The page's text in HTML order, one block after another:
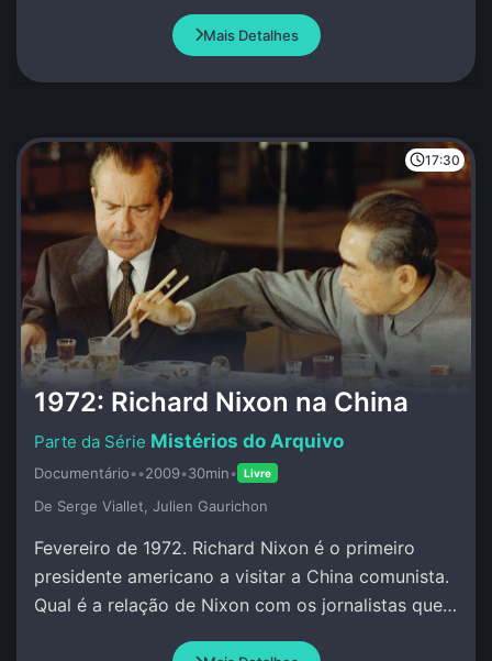
Mais Detalhes
17:30
1972: Richard Nixon na China
Mistérios do Arquivo
Documentário••2009•30min• Livre
De Serge Viallet, Julien Gaurichon
Fevereiro de 1972. Richard Nixon é o primeiro
presidente americano a visitar a China comunista.
Qual é a relação de Nixon com os jornalistas que